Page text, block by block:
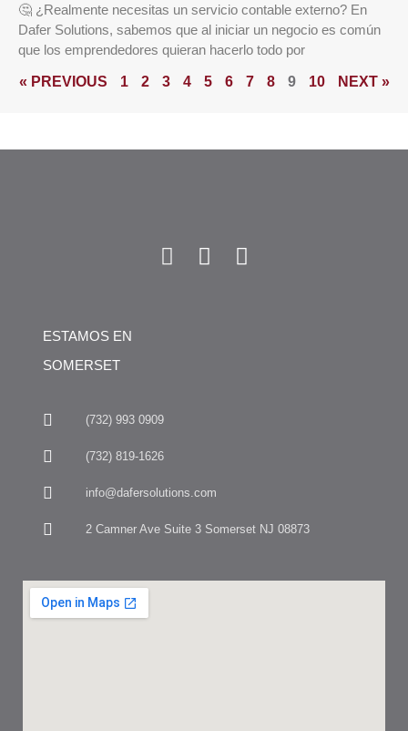
🤔 ¿Realmente necesitas un servicio contable externo? En
Dafer Solutions, sabemos que al iniciar un negocio es común
que los emprendedores quieran hacerlo todo por
« PREVIOUS 1 2 3 4 5 6 7 8 9 10 NEXT »
ESTAMOS EN
SOMERSET
(732) 993 0909
(732) 819-1626
info@dafersolutions.com
2 Camner Ave Suite 3 Somerset NJ 08873